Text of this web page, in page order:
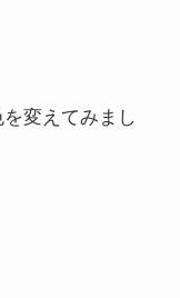
変えてみまし